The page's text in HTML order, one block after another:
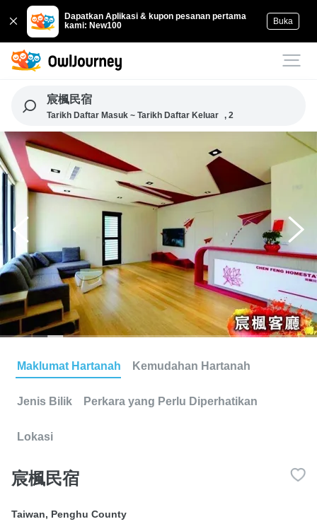
Dapatkan Aplikasi & kupon pesanan pertama
kami: New100
Buka
宸楓民宿
Tarikh Daftar Masuk ~ Tarikh Daftar Keluar , 2
Maklumat Hartanah Kemudahan Hartanah
Jenis Bilik Perkara yang Perlu Diperhatikan
Lokasi
宸楓民宿
Taiwan, Penghu County